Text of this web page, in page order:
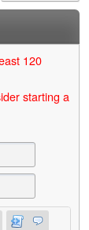
120
starting a